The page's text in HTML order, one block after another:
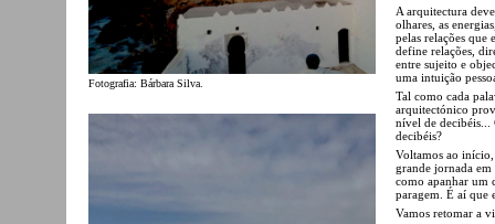
Fotografia: Bárbara Silva.
A arquitectura
olhares, as
pelas relações que
define relações,
entre sujeito e
uma intuição
Tal como cada
arquitectónico
nível de decibéis...
decibéis?
Voltamos ao início,
grande jornada
como apanhar um
paragem. É aí que
Vamos retomar a